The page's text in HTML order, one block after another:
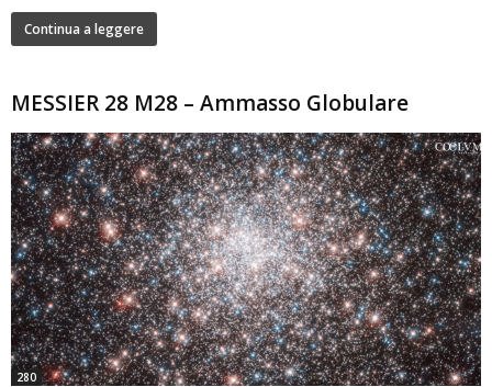
Continua a leggere
MESSIER 28 M28 – Ammasso Globulare
280